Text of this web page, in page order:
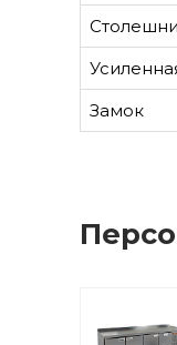
Замок